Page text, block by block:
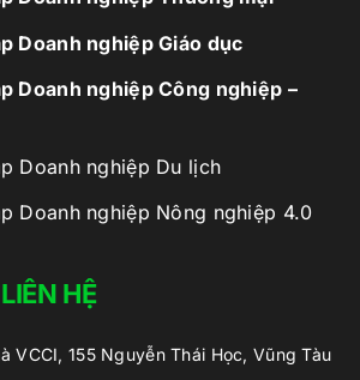
Doanh nghiệp Giáo dục
Doanh nghiệp Công nghiệp –
Doanh nghiệp Du lịch
Doanh nghiệp Nông nghiệp 4.0
HỆ
VCCI, 155 Nguyễn Thái Học, Vũng Tàu